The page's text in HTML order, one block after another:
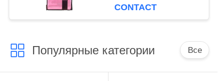
зарядкой
CONTACT
Популярные категории Все